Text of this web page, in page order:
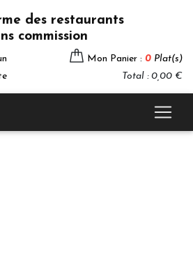
des restaurants
commission
Mon Panier : 0 Plat(s)
Total : 0,00 €